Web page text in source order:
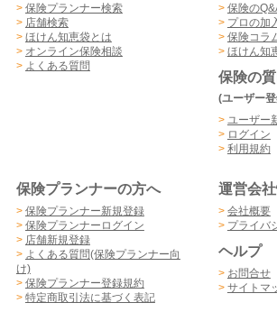
> 保険プランナー検索
> 店舗検索
> ほけん知恵袋とは
> オンライン保険相談
> よくある質問
> 保険の
> プロの加
> 保険コラ
> ほけん知
保険の
(ユーザー
> ユーザー
> ログイン
> 利用規約
保険プランナーの方へ
> 保険プランナー新規登録
> 保険プランナーログイン
> 店舗新規登録
> よくある質問(保険プランナー向
け)
> 保険プランナー登録規約
> 特定商取引法に基づく表記
運営会
> 会社概要
> プライバ
ヘルプ
> お問合せ
> サイトマ